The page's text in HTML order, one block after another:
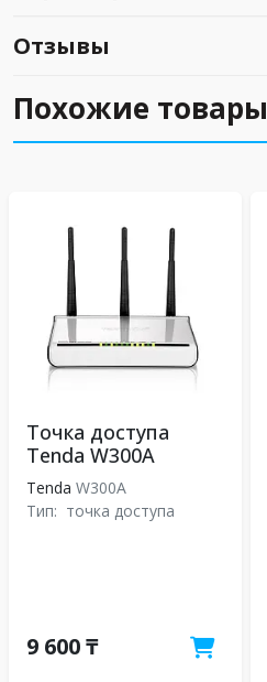
Отзывы
Похожие товары
Точка доступа
Tenda W300A
Tenda W300A
Тип: точка доступа
9 600 ₸